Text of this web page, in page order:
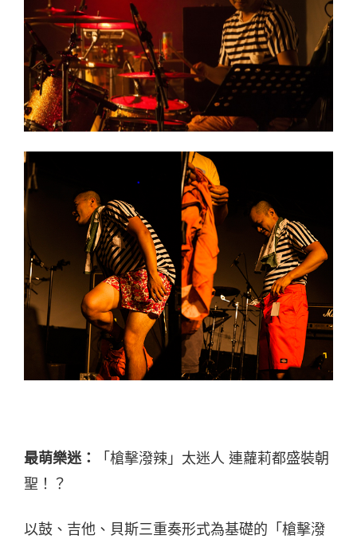
最萌樂迷：
「槍擊潑辣」太迷人 連蘿莉都盛裝朝
聖！？
以鼓、吉他、貝斯三重奏形式為基礎的「槍擊潑